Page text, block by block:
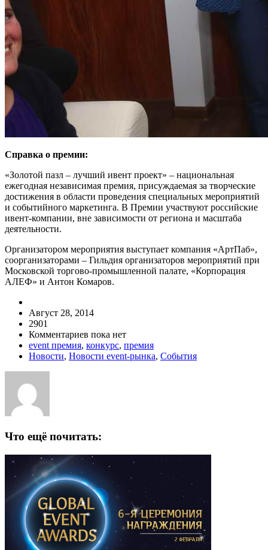
Справка о премии:
«Золотой пазл – лучший ивент проект» – национальная
ежегодная независимая премия, присуждаемая за творческие
достижения в области проведения специальных мероприятий
и событийного маркетинга. В Премии участвуют российские
ивент-компании, вне зависимости от региона и масштаба
деятельности.
Организатором мероприятия выступает компания «АртПаб»,
соорганизаторами – Гильдия организаторов мероприятий при
Московской торгово-промышленной палате, «Корпорация
АЛЕФ» и Антон Комаров.
Август 28, 2014
2901
Комментариев пока нет
event премия, конкурс, премия
Новости, Новости event-рынка, События
Что ещё почитать: